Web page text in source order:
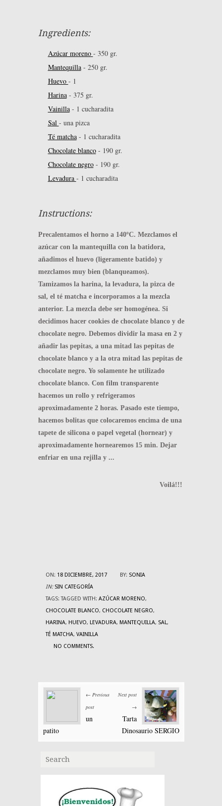
Ingredients:
Azúcar moreno - 350 gr.
Mantequilla- 250 gr.
Huevo - 1
Harina- 375 gr.
Vainilla- 1 cucharadita
Sal - una pizca
Té matcha- 1 cucharadita
Chocolate blanco- 190 gr.
Chocolate negro- 190 gr.
Levadura - 1 cucharadita
Instructions:
Precalentamos el horno a 140ºC. Mezclamos el
azúcar con la mantequilla con la batidora,
añadimos el huevo (ligeramente batido) y
mezclamos muy bien (blanqueamos).
Tamizamos la harina, la levadura, la pizca de
sal, el té matcha e incorporamos a la mezcla
anterior. La mezcla debe ser homogénea. Si
decidimos hacer cookies de chocolate blanco y de
chocolate negro. Debemos dividir la masa en 2 y
añadir las pepitas, a una mitad las pepitas de
chocolate blanco y a la otra mitad las pepitas de
chocolate negro. Yo solamente he utilizado
chocolate blanco. Con film transparente
hacemos un rollo y refrigeramos
aproximadamente 2 horas. Pasado este tiempo,
hacemos bolitas que colocaremos encima de una
tapete de silicona o papel vegetal (hornear) y
aproximadamente hornearemos 15 min. Dejar
enfriar en una rejilla y ...
Voilá!!!
ON: 18 DICIEMBRE, 2017 BY: SONIA
IN: SIN CATEGORÍA
TAGS: TAGGED WITH: AZÚCAR MORENO,
CHOCOLATE BLANCO, CHOCOLATE NEGRO,
HARINA, HUEVO, LEVADURA, MANTEQUILLA, SAL,
TÉ MATCHA, VAINILLA
NO COMMENTS.
← Previous
post
un
patito
Next post
→
Tarta
Dinosaurio SERGIO